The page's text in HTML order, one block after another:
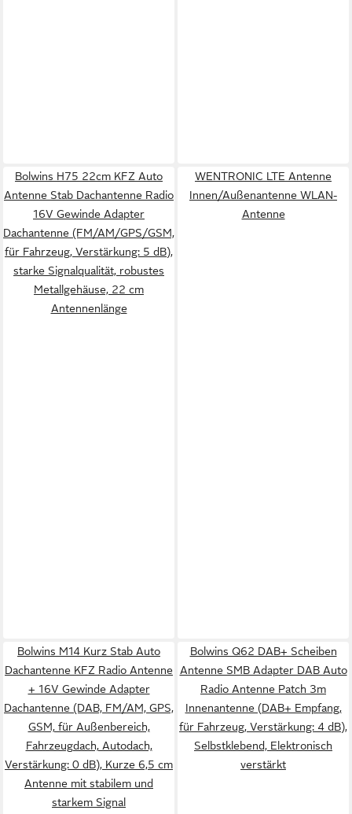
Bolwins H75 22cm KFZ Auto
Antenne Stab Dachantenne Radio
16V Gewinde Adapter
Dachantenne (FM/AM/GPS/GSM,
für Fahrzeug, Verstärkung: 5 dB),
starke Signalqualität, robustes
Metallgehäuse, 22 cm
Antennenlänge
WENTRONIC LTE Antenne
Innen/Außenantenne WLAN-
Antenne
Bolwins M14 Kurz Stab Auto
Dachantenne KFZ Radio Antenne
+ 16V Gewinde Adapter
Dachantenne (DAB, FM/AM, GPS,
GSM, für Außenbereich,
Fahrzeugdach, Autodach,
Verstärkung: 0 dB), Kurze 6,5 cm
Antenne mit stabilem und
starkem Signal
Bolwins Q62 DAB+ Scheiben
Antenne SMB Adapter DAB Auto
Radio Antenne Patch 3m
Innenantenne (DAB+ Empfang,
für Fahrzeug, Verstärkung: 4 dB),
Selbstklebend, Elektronisch
verstärkt